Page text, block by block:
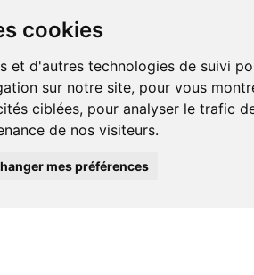
cookies
et d'autres technologies de suivi
sur notre site, pour vous
ciblées, pour analyser le trafic
de nos visiteurs.
mes préférences
Jeanne d' Harcourt, 80300 Albert.
ordonnance.
et iPod touch), ou sur Google Play (pour Androïd 5.0 ou
Bancontact, PayPal.